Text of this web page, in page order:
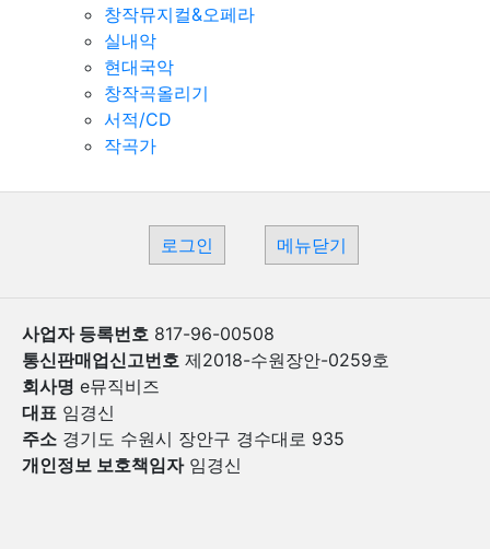
창작뮤지컬&오페라
실내악
현대국악
창작곡올리기
서적/CD
작곡가
로그인 메뉴닫기
사업자 등록번호 817-96-00508
통신판매업신고번호 제2018-수원장안-0259호
회사명 e뮤직비즈
대표 임경신
주소 경기도 수원시 장안구 경수대로 935
개인정보 보호책임자임경신